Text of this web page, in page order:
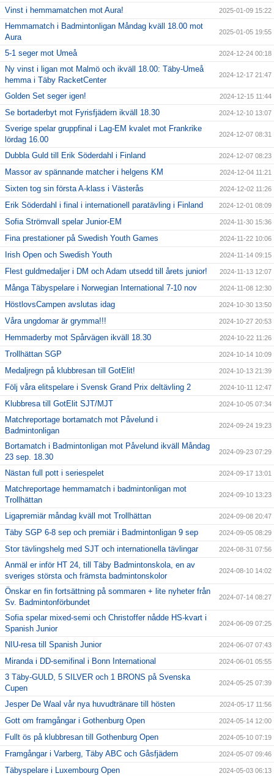
Vinst i hemmamatchen mot Aura! 2025-01-09 15:22
Hemmamatch i Badmintonligan Måndag kväll 18.00 mot
Aura
2025-01-05 19:55
5-1 seger mot Umeå 2024-12-24 00:18
Ny vinst i ligan mot Malmö och ikväll 18.00: Täby-Umeå
hemma i Täby RacketCenter
2024-12-17 21:47
Golden Set seger igen! 2024-12-15 11:44
Se bortaderbyt mot Fyrisfjädern ikväll 18.30 2024-12-10 13:07
Sverige spelar gruppfinal i Lag-EM kvalet mot Frankrike
lördag 16.00
2024-12-07 08:31
Dubbla Guld till Erik Söderdahl i Finland 2024-12-07 08:23
Massor av spännande matcher i helgens KM 2024-12-04 11:21
Sixten tog sin första A-klass i Västerås 2024-12-02 11:26
Erik Söderdahl i final i internationell paratävling i Finland 2024-12-01 08:09
Sofia Strömvall spelar Junior-EM 2024-11-30 15:36
Fina prestationer på Swedish Youth Games 2024-11-22 10:06
Irish Open och Swedish Youth 2024-11-14 09:15
Flest guldmedaljer i DM och Adam utsedd till årets junior! 2024-11-13 12:07
Många Täbyspelare i Norwegian International 7-10 nov 2024-11-08 12:30
HöstlovsCampen avslutas idag 2024-10-30 13:50
Våra ungdomar är grymma!!! 2024-10-27 20:53
Hemmaderby mot Spårvägen ikväll 18.30 2024-10-22 11:26
Trollhättan SGP 2024-10-14 10:09
Medaljregn på klubbresan till GotElit! 2024-10-13 21:39
Följ våra elitspelare i Svensk Grand Prix deltävling 2 2024-10-11 12:47
Klubbresa till GotElit SJT/MJT 2024-10-05 07:34
Matchreportage bortamatch mot Påvelund i
Badmintonligan
2024-09-24 19:23
Bortamatch i Badmintonligan mot Påvelund ikväll Måndag
23 sep. 18.30
2024-09-23 07:29
Nästan full pott i seriespelet 2024-09-17 13:01
Matchreportage hemmamatch i badmintonligan mot
Trollhättan
2024-09-10 13:23
Ligapremiär måndag kväll mot Trollhättan 2024-09-08 20:47
Täby SGP 6-8 sep och premiär i Badmintonligan 9 sep 2024-09-05 08:29
Stor tävlingshelg med SJT och internationella tävlingar 2024-08-31 07:56
Anmäl er inför HT 24, till Täby Badmintonskola, en av
sveriges största och främsta badmintonskolor
2024-08-10 14:02
Önskar en fin fortsättning på sommaren + lite nyheter från
Sv. Badmintonförbundet
2024-07-14 08:27
Sofia spelar mixed-semi och Christoffer nådde HS-kvart i
Spanish Junior
2024-06-09 07:25
NIU-resa till Spanish Junior 2024-06-07 07:43
Miranda i DD-semifinal i Bonn International 2024-06-01 05:55
3 Täby-GULD, 5 SILVER och 1 BRONS på Svenska
Cupen
2024-05-25 07:39
Jesper De Waal vår nya huvudtränare till hösten 2024-05-17 11:56
Gott om framgångar i Gothenburg Open 2024-05-14 12:00
Fullt ös på klubbresan till Gothenburg Open 2024-05-10 07:19
Framgångar i Varberg, Täby ABC och Gåsfjädern 2024-05-07 09:46
Täbyspelare i Luxembourg Open 2024-05-03 06:13